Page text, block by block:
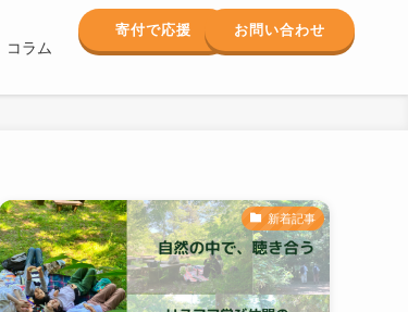
コラム
寄付で応援 お問い合わせ
新着記事